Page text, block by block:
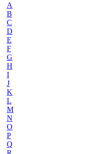
A
B
C
D
E
F
G
H
I
J
K
L
M
N
O
P
Q